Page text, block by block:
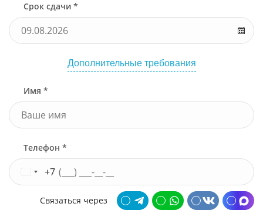
Срок сдачи *
Дополнительные требования
Имя *
Телефон *
+7
Связаться через